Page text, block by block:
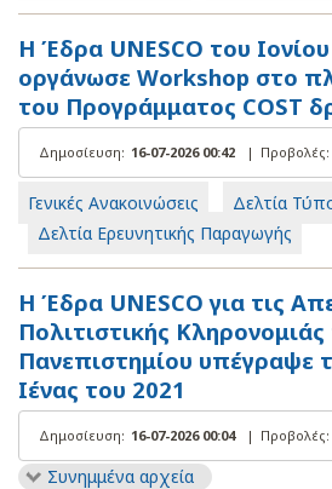
Η Έδρα UNESCO του
οργάνωσε Workshop στο
του Προγράμματος COST
Δημοσίευση: 16-07-2026 00:42 | Προβολές:
Γενικές Ανακοινώσεις Δελτία
Δελτία Ερευνητικής Παραγωγής
Η Έδρα UNESCO για τις
Πολιτιστικής Κληρονομιάς
Πανεπιστημίου υπέγραψε
Ιένας του 2021
Δημοσίευση: 16-07-2026 00:04 | Προβολές:
Συνημμένα αρχεία